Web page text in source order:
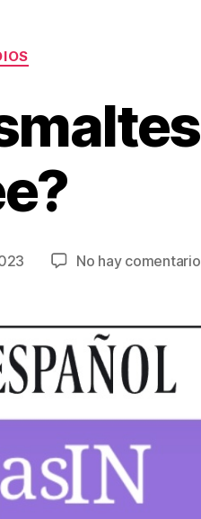
No hay